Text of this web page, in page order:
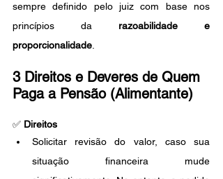
sempre definido pelo juiz com base nos
princípios da razoabilidade e
proporcionalidade
3 Direitos e Deveres de Quem
Paga a Pensão (Alimentante)
✅ Direitos
Solicitar revisão do valor, caso sua
situação financeira mude